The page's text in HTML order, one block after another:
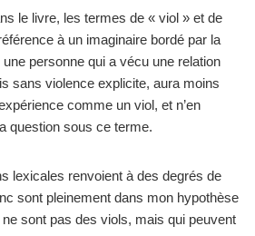
le livre, les termes de « viol » et de
à un imaginaire bordé par la
personne qui a vécu une relation
sans violence explicite, aura moins
comme un viol, et n’en
question sous ce terme.
lexicales renvoient à des degrés de
sont pleinement dans mon hypothèse
sont pas des viols, mais qui peuvent